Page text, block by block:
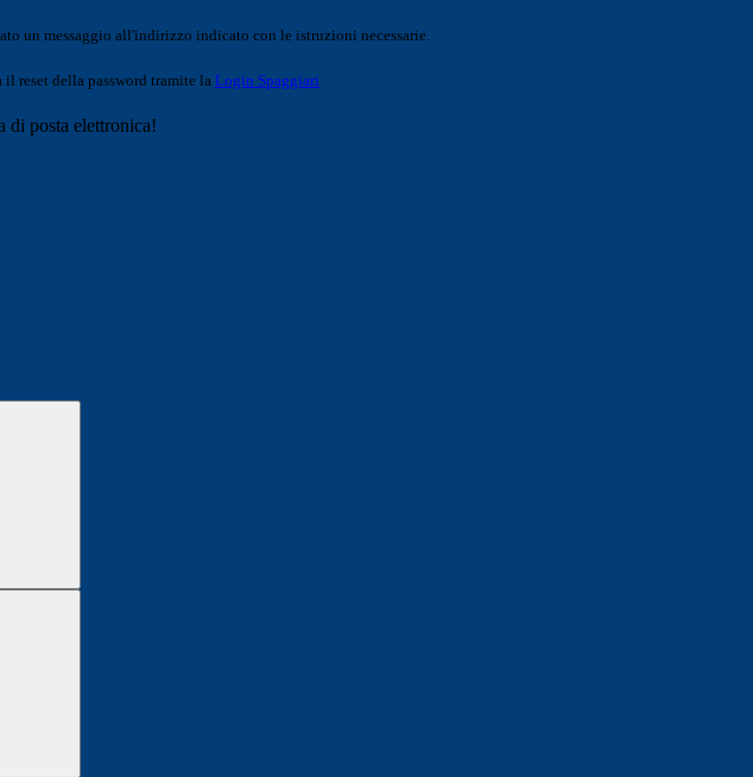
un messaggio all'indirizzo indicato con le istruzioni necessarie.
reset della password tramite la Login Spaggiari
di posta elettronica!